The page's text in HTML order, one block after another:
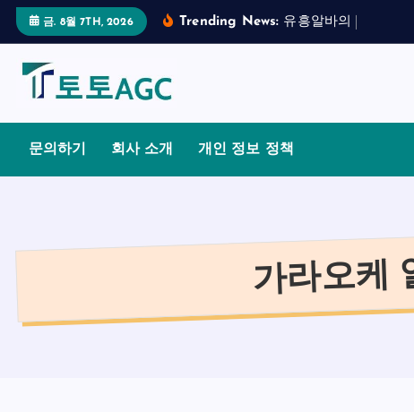
o
금. 8월 7TH, 2026 Trending News: 유 흥알바의
문의하기 회사 소개 개인 정보 정책
가라오케